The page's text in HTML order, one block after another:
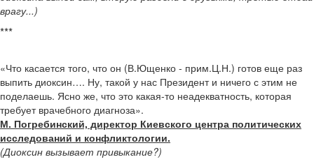
врагу...)
***
«Что касается того, что он (В.Ющенко - прим.Ц.Н.) готов еще раз
выпить диоксин…. Ну, такой у нас Президент и ничего с этим не
поделаешь. Ясно же, что это какая-то неадекватность, которая
требует врачебного диагноза».
М. Погребинский, директор Киевского центра политических
исследований и конфликтологии.
(Диоксин вызывает привыкание?)